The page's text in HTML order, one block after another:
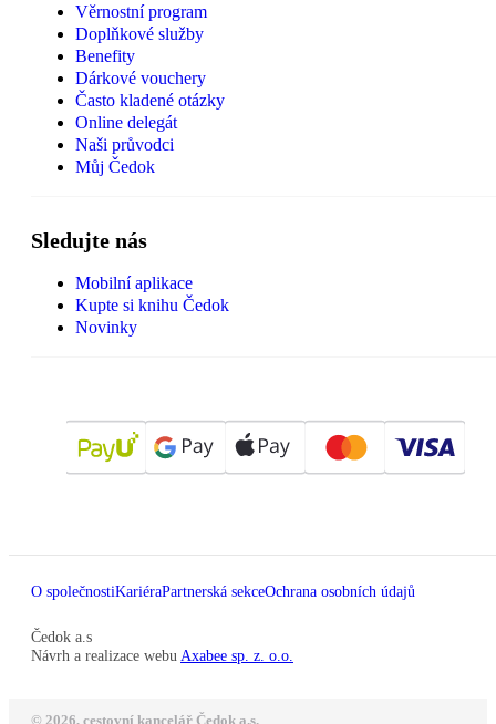
Věrnostní program
Doplňkové služby
Benefity
Dárkové vouchery
Často kladené otázky
Online delegát
Naši průvodci
Můj Čedok
Sledujte nás
Mobilní aplikace
Kupte si knihu Čedok
Novinky
O společnostiKariéraPartnerská sekceOchrana osobních údajů
Čedok a.s
Návrh a realizace webu Axabee sp. z. o.o.
© 2026, cestovní kancelář Čedok a.s.